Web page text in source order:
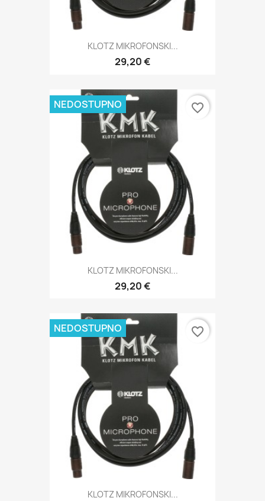
KLOTZ MIKROFONSKI...
29,20 €
KLOTZ MIKROFONSKI...
29,20 €
NEDOSTUPNO favorite_border
KLOTZ MIKROFONSKI...
NEDOSTUPNO favorite_border